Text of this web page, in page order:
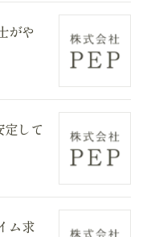
がや
して
ム求